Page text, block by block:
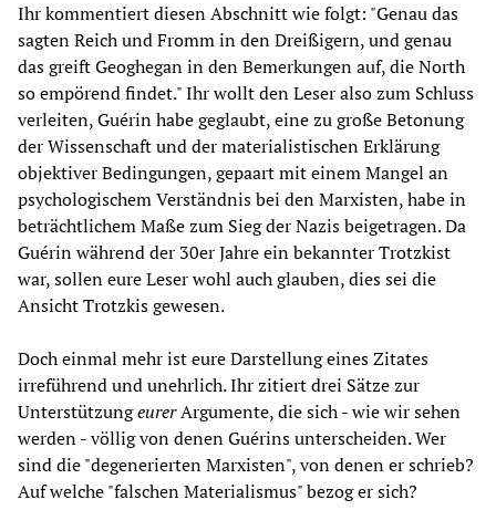
Ihr kommentiert diesen Abschnitt wie folgt: "Genau das
sagten Reich und Fromm in den Dreißigern, und genau
das greift Geoghegan in den Bemerkungen auf, die North
so empörend findet." Ihr wollt den Leser also zum Schluss
verleiten, Guérin habe geglaubt, eine zu große Betonung
der Wissenschaft und der materialistischen Erklärung
objektiver Bedingungen, gepaart mit einem Mangel an
psychologischem Verständnis bei den Marxisten, habe in
beträchtlichem Maße zum Sieg der Nazis beigetragen. Da
Guérin während der 30er Jahre ein bekannter Trotzkist
war, sollen eure Leser wohl auch glauben, dies sei die
Ansicht Trotzkis gewesen.
Doch einmal mehr ist eure Darstellung eines Zitates
irreführend und unehrlich. Ihr zitiert drei Sätze zur
UnterstützungeurerArgumente, die sich - wie wir sehen
werden - völlig von denen Guérins unterscheiden. Wer
sind die "degenerierten Marxisten", von denen er schrieb?
Auf welche "falschen Materialismus" bezog er sich?